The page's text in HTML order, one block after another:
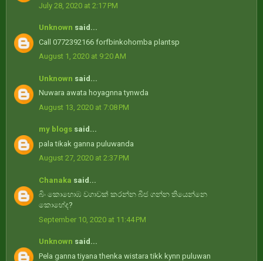
July 28, 2020 at 2:17 PM
Unknown said...
Call 0772392166 forfbinkohomba plantsp
August 1, 2020 at 9:20 AM
Unknown said...
Nuwara awata hoyagnna tynwda
August 13, 2020 at 7:08 PM
my blogs said...
pala tikak ganna puluwanda
August 27, 2020 at 2:37 PM
Chanaka said...
බිං කොහොඹ වගාවක් කරන්න බීජ ගන්න තියෙන්නෙ
කොහේද?
September 10, 2020 at 11:44 PM
Unknown said...
Pela ganna tiyana thenka wistara tikk kynn puluwan